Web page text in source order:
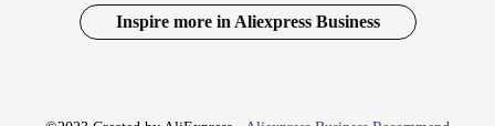
Inspire more in Aliexpress Business